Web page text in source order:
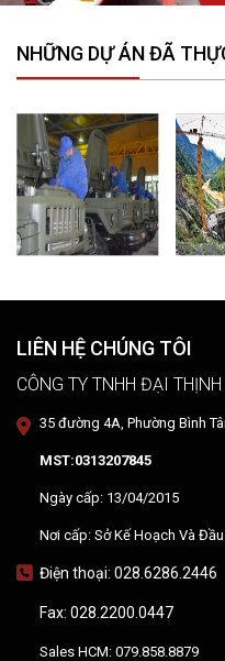
NHỮNG DỰ ÁN ĐÃ
LIÊN HỆ CHÚNG TÔI
CÔNG TY TNHH ĐẠI
35 đường 4A, Phường Bình
MST:0313207845
Ngày cấp: 13/04/2015
Nơi cấp: Sở Kế Hoạch Và
Điện thoại: 028.6286.2446
Fax: 028.2200.0447
Sales HCM: 079.858.8879